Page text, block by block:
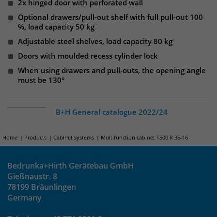
2x hinged door with perforated wall
Optional drawers/pull-out shelf with full pull-out 100
%, load capacity 50 kg
Adjustable steel shelves, load capacity 80 kg
Doors with moulded recess cylinder lock
When using drawers and pull-outs, the opening angle
must be 130°
B+H General catalogue 2022/24
Home Products Cabinet systems Multifunction cabinet T500 R 36-16
Bedrunka+Hirth Gerätebau GmbH
Gießnaustr. 8
78199 Bräunlingen
Germany
Anbieter TYPO3
Laufzeit 1 Jahr
Zweck
Einstellungen.
Websitebesucher für die Dauer des
Besuchs der Webseite zu identifizieren.
Name _pk_id
Anbieter Matomo
Zweck
Das Cookie wird von Matomo installiert.
Kampagnendaten zu berechnen und
Analysebericht der Website zu
Informationen anonym und weisen